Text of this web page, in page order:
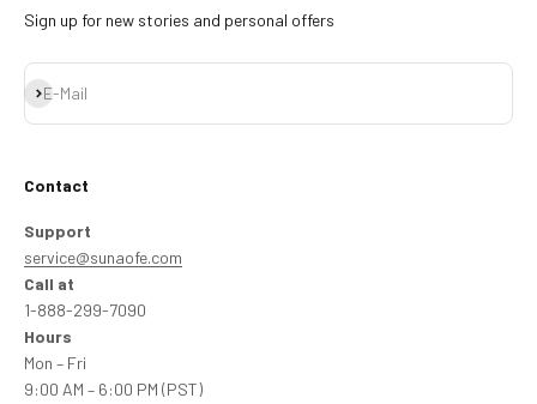
Sign up for new stories and personal offers
E-Mail
Abonnieren
Contact
Support
service@sunaofe.com
Call at
1-888-299-7090
Hours
Mon – Fri
9:00 AM – 6:00 PM (PST)